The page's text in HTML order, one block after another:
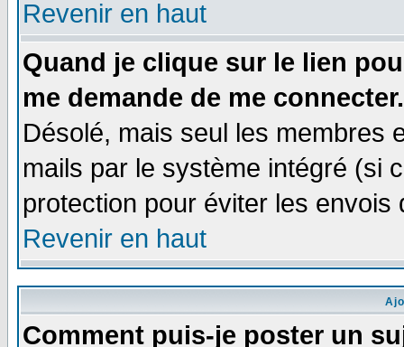
Revenir en haut
Quand je clique sur le lien
me demande de me connecter.
Désolé, mais seul les membres
mails par le système intégré (si
protection pour éviter les
Revenir en haut
Comment puis-je poster un